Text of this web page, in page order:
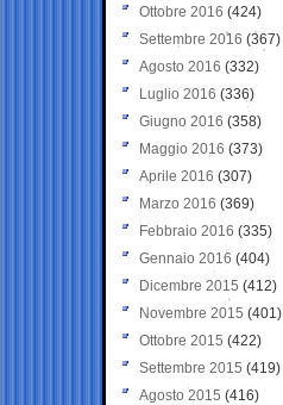
Ottobre 2016 (424)
Settembre 2016 (367)
Agosto 2016 (332)
Luglio 2016 (336)
Giugno 2016 (358)
Maggio 2016 (373)
Aprile 2016 (307)
Marzo 2016 (369)
Febbraio 2016 (335)
Gennaio 2016 (404)
Dicembre 2015 (412)
Novembre 2015 (401)
Ottobre 2015 (422)
Settembre 2015 (419)
Agosto 2015 (416)